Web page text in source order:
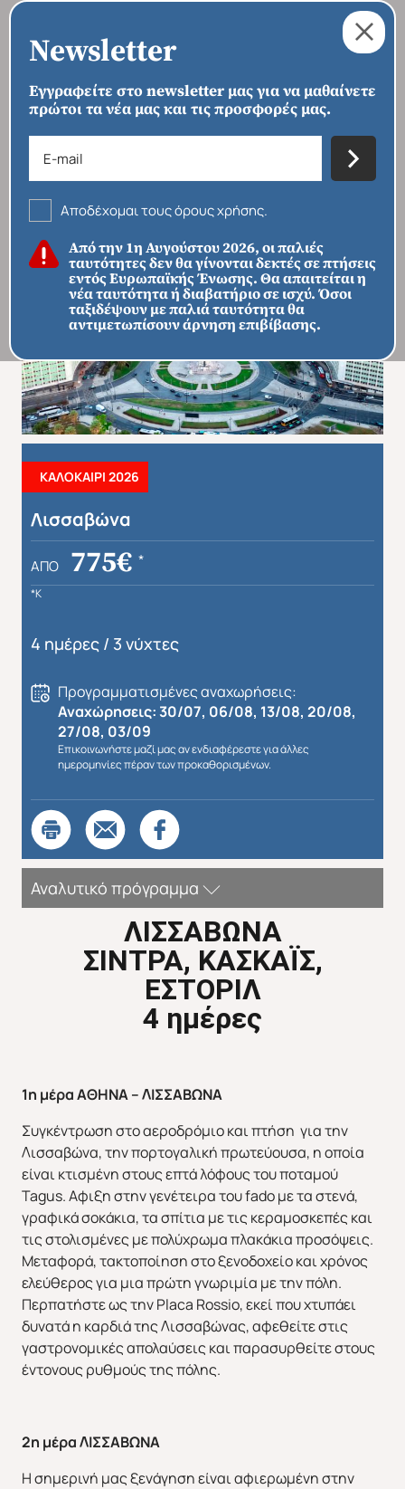
Newsletter
Εγγραφείτε στο newsletter μας για να μαθαίνετε
πρώτοι τα νέα μας και τις προσφορές μας.
Αποδέχομαι τους όρους χρήσης.
Από την 1η Αυγούστου 2026, οι παλιές
ταυτότητες δεν θα γίνονται δεκτές σε πτήσεις
εντός Ευρωπαϊκής Ένωσης. Θα απαιτείται η
νέα ταυτότητα ή διαβατήριο σε ισχύ. Όσοι
ταξιδέψουν με παλιά ταυτότητα θα
αντιμετωπίσουν άρνηση επιβίβασης.
Απευθείας απο Ηράκλειο Εκτός Ευρώπης
ΑΡΧΙΚΗ › ΠΡΟΟΡΙΣΜΟΙ › ΕΥΡΏΠΗ › ΠΟΡΤΟΓΑΛΊΑ
ΚΑΛΟΚΑΙΡΙ 2026
Λισσαβώνα
ΑΠΌ 775€ *
*K
4 ημέρες / 3 νύχτες
Προγραμματισμένες αναχωρήσεις:
Αναχώρησεις: 30/07, 06/08, 13/08, 20/08,
27/08, 03/09
Επικοινωνήστε μαζί μας αν ενδιαφέρεστε για άλλες
ημερομηνίες πέραν των προκαθορισμένων.
Αναλυτικό πρόγραμμα
ΛΙΣΣΑΒΩΝΑ
ΣΙΝΤΡΑ, ΚΑΣΚΑΪΣ,
ΕΣΤΟΡΙΛ
4 ημέρες
1η μέρα ΑΘΗΝΑ – ΛΙΣΣΑΒΩΝΑ
Συγκέντρωση στο αεροδρόμιο και πτήση για την
Λισσαβώνα, την πορτογαλική πρωτεύουσα, η οποία
είναι κτισμένη στους επτά λόφους του ποταμού
Tagus. Αφιξη στην γενέτειρα του fado με τα στενά,
γραφικά σοκάκια, τα σπίτια με τις κεραμοσκεπές και
τις στολισμένες με πολύχρωμα πλακάκια προσόψεις.
Μεταφορά, τακτοποίηση στο ξενοδοχείο και χρόνος
ελεύθερος για μια πρώτη γνωριμία με την πόλη.
Περπατήστε ως την Placa Rossio, εκεί που χτυπάει
δυνατά η καρδιά της Λισσαβώνας, αφεθείτε στις
γαστρονομικές απολαύσεις και παρασυρθείτε στους
έντονους ρυθμούς της πόλης.
2η μέρα ΛΙΣΣΑΒΩΝΑ
Η σημερινή μας ξενάγηση είναι αφιερωμένη στην